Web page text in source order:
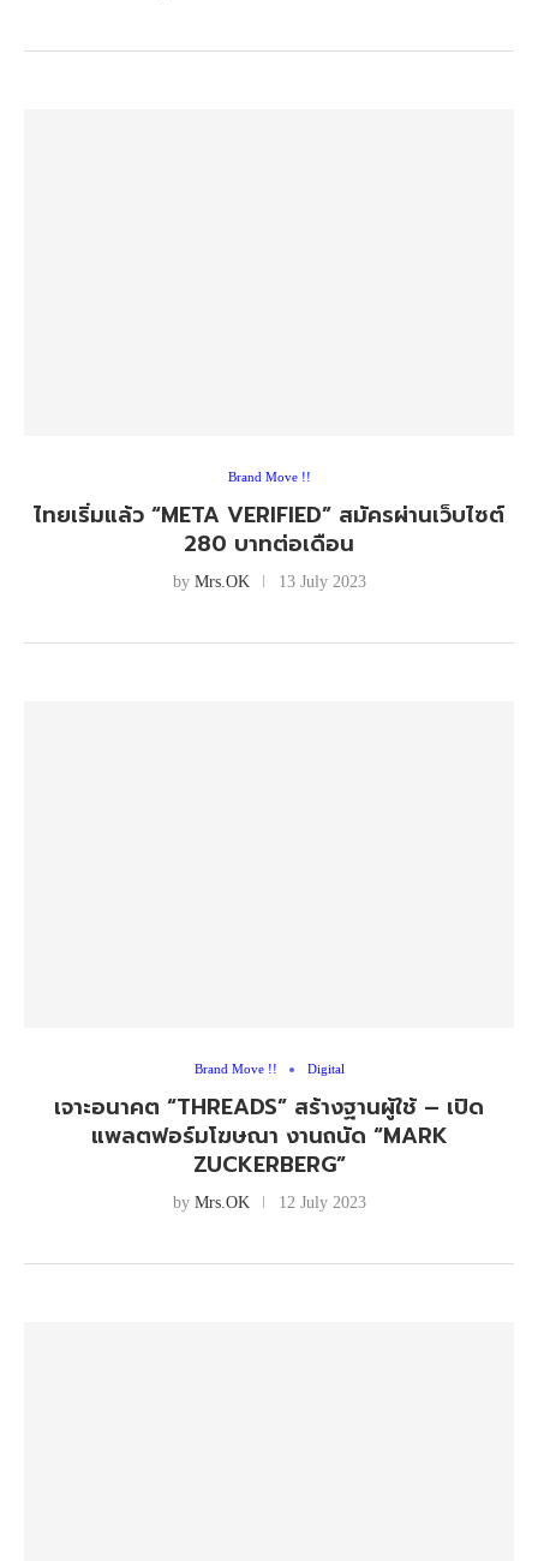
Brand Move !!
ไทยเริ่มแล้ว “META VERIFIED” สมัครผ่านเว็บไซต์
280 บาทต่อเดือน
by Mrs.OK 13 July 2023
Brand Move !! Digital
เจาะอนาคต “THREADS” สร้างฐานผู้ใช้ – เปิด
แพลตฟอร์มโฆษณา งานถนัด “MARK
ZUCKERBERG”
by Mrs.OK 12 July 2023